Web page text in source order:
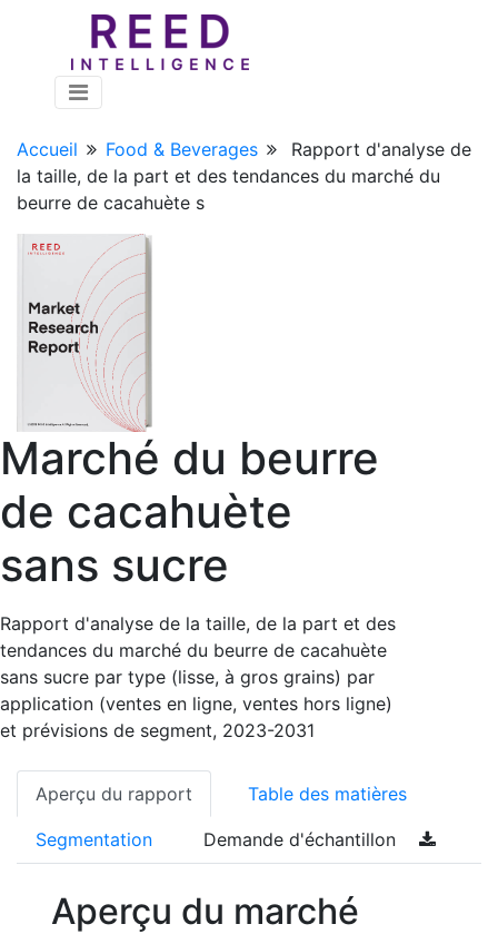
Accueil Food & Beverages
Rapport d'analyse de
la taille, de la part et des tendances du marché du
beurre de cacahuète s
Marché du beurre
de cacahuète
sans sucre
Rapport d'analyse de la taille, de la part et des
tendances du marché du beurre de cacahuète
sans sucre par type (lisse, à gros grains) par
application (ventes en ligne, ventes hors ligne)
et prévisions de segment, 2023-2031
Aperçu du rapport Table des matières
Segmentation Demande d'échantillon
Aperçu du marché